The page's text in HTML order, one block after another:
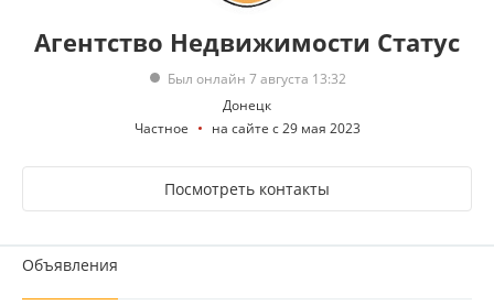
Объявления
Агентство Недвижимости Статус
Был онлайн 7 августа 13:32
Донецк
Частное
на сайте с 29 мая 2023
Посмотреть контакты